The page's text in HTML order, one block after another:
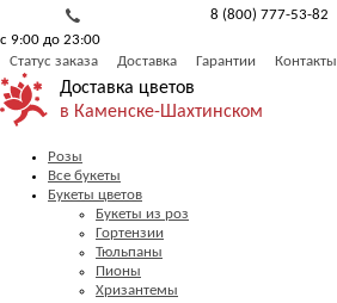
8 (800) 777-53-82
с 9:00 до 23:00
Статус заказа
Доставка Гарантии Контакты
Доставка цветов
в Каменске-Шахтинском
Розы
Все букеты
Букеты цветов
Букеты из роз
Гортензии
Тюльпаны
Пионы
Хризантемы